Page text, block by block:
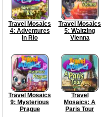
Travel Mosaics
4: Adventures
In Rio
Travel Mosaics
5: Waltzing
Vienna
Travel Mosaics
9: Mysterious
Prague
Travel
Mosaics: A
Paris Tour